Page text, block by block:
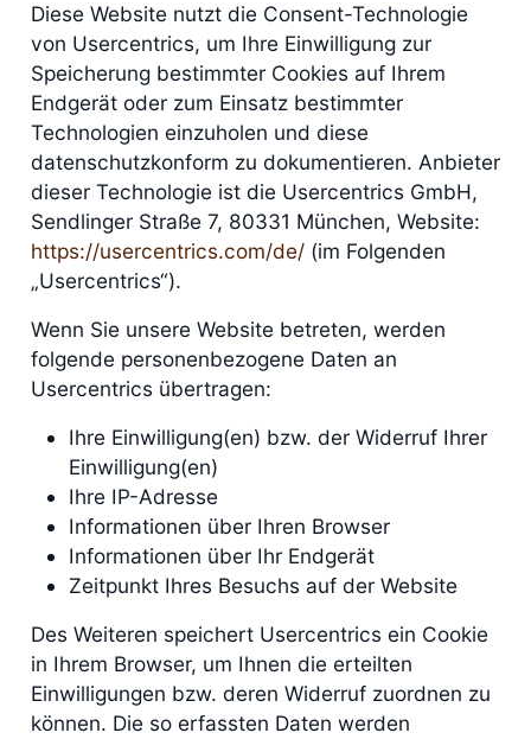
Diese Website nutzt die Consent-Technologie
von Usercentrics, um Ihre Einwilligung zur
Speicherung bestimmter Cookies auf Ihrem
Endgerät oder zum Einsatz bestimmter
Technologien einzuholen und diese
datenschutzkonform zu dokumentieren. Anbieter
dieser Technologie ist die Usercentrics GmbH,
Sendlinger Straße 7, 80331 München, Website:
https://usercentrics.com/de/(im Folgenden
„Usercentrics“).
Wenn Sie unsere Website betreten, werden
folgende personenbezogene Daten an
Usercentrics übertragen:
Ihre Einwilligung(en) bzw. der Widerruf Ihrer
Einwilligung(en)
Ihre IP-Adresse
Informationen über Ihren Browser
Informationen über Ihr Endgerät
Zeitpunkt Ihres Besuchs auf der Website
Des Weiteren speichert Usercentrics ein Cookie
in Ihrem Browser, um Ihnen die erteilten
Einwilligungen bzw. deren Widerruf zuordnen zu
können. Die so erfassten Daten werden